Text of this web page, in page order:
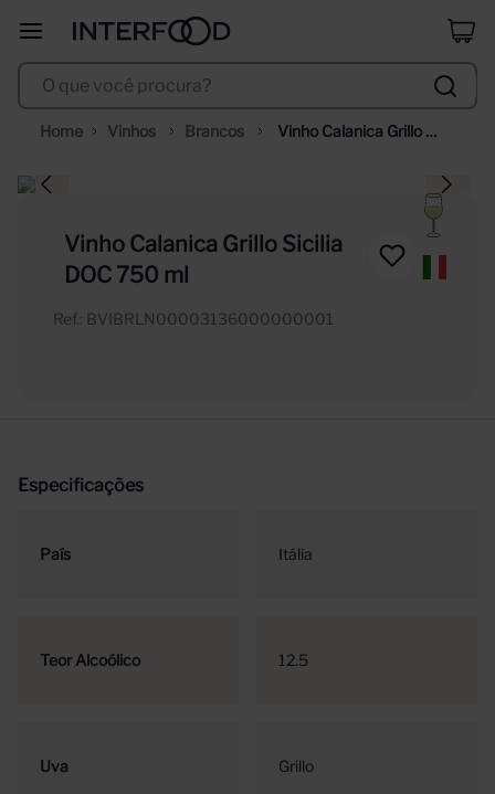
O que você procura?
Vinhos Brancos
Vinho Calanica Grillo
Vinho Calanica Grillo Sicilia
DOC 750 ml
Ref. : BVIBRLN00003136000000001
Especificações
País Itália
Teor Alcoólico 12.5
Uva Grillo
º duff
corpus astral
10ºselección